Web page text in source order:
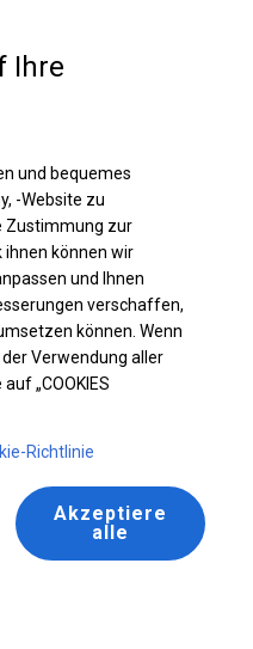
m
BESTSELLER
Ihre
und bequemes
-Website zu
Zustimmung zur
ihnen können wir
und Ihnen
verschaffen,
können. Wenn
Verwendung aller
„COOKIES
Richtlinie
Akzeptiere
alle